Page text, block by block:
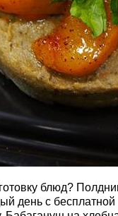
блюд?
с